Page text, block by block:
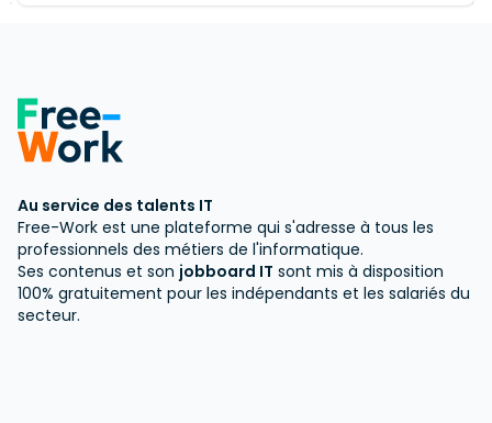
Au service des talents IT
Free-Work est une plateforme qui s'adresse à tous les
professionnels des métiers de l'informatique.
Ses contenus et son jobboard IT sont mis à disposition
100% gratuitement pour les indépendants et les salariés du
secteur.